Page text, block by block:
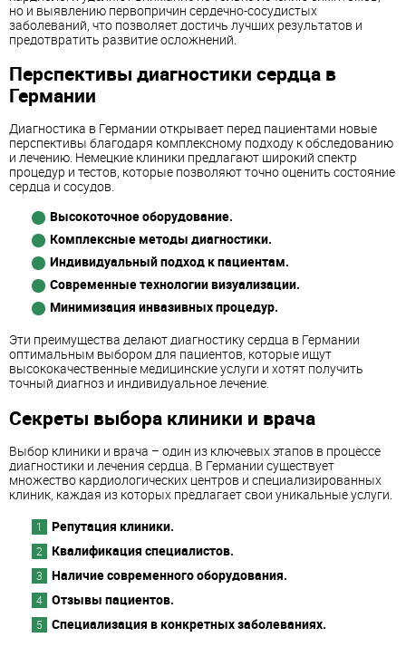
но и выявлению первопричин сердечно-сосудистых
заболеваний, что позволяет достичь лучших результатов и
предотвратить развитие осложнений.
Перспективы диагностики сердца в
Германии
Диагностика в Германии открывает перед пациентами новые
перспективы благодаря комплексному подходу к обследованию
и лечению. Немецкие клиники предлагают широкий спектр
процедур и тестов, которые позволяют точно оценить состояние
сердца и сосудов.
Высокоточное оборудование.
Комплексные методы диагностики.
Индивидуальный подход к пациентам.
Современные технологии визуализации.
Минимизация инвазивных процедур.
Эти преимущества делают диагностику сердца в Германии
оптимальным выбором для пациентов, которые ищут
высококачественные медицинские услуги и хотят получить
точный диагноз и индивидуальное лечение.
Секреты выбора клиники и врача
Выбор клиники и врача – один из ключевых этапов в процессе
диагностики и лечения сердца. В Германии существует
множество кардиологических центров и специализированных
клиник, каждая из которых предлагает свои уникальные услуги.
Репутация клиники.
Квалификация специалистов.
Наличие современного оборудования.
Отзывы пациентов.
Специализация в конкретных заболеваниях.